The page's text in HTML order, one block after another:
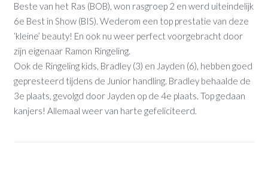
Beste van het Ras (BOB), won rasgroep 2 en werd uiteindelijk
6e Best in Show (BIS). Wederom een top prestatie van deze
‘kleine’ beauty! En ook nu weer perfect voorgebracht door
zijn eigenaar Ramon Ringeling.
Ook de Ringeling kids, Bradley (3) en Jayden (6), hebben goed
gepresteerd tijdens de Junior handling. Bradley behaalde de
3e plaats, gevolgd door Jayden op de 4e plaats. Top gedaan
kanjers! Allemaal weer van harte gefeliciteerd.